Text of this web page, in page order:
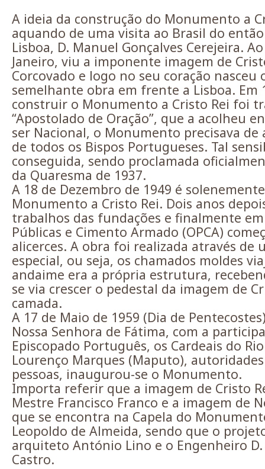
A ideia da construção do Monumento a
aquando de uma visita ao Brasil do
Lisboa, D. Manuel Gonçalves Cerejeira.
Janeiro, viu a imponente imagem de
Corcovado e logo no seu coração
semelhante obra em frente a Lisboa. Em
construir o Monumento a Cristo Rei foi
“Apostolado de Oração”, que a acolheu
ser Nacional, o Monumento precisava de
de todos os Bispos Portugueses. Tal
conseguida, sendo proclamada
da Quaresma de 1937.
A 18 de Dezembro de 1949 é
Monumento a Cristo Rei. Dois anos
trabalhos das fundações e finalmente
Públicas e Cimento Armado (OPCA)
alicerces. A obra foi realizada através de
especial, ou seja, os chamados moldes
andaime era a própria estrutura,
se via crescer o pedestal da imagem de
camada.
A 17 de Maio de 1959 (Dia de
Nossa Senhora de Fátima, com a
Episcopado Português, os Cardeais do
Lourenço Marques (Maputo),
pessoas, inaugurou-se o Monumento.
Importa referir que a imagem de Cristo
Mestre Francisco Franco e a imagem de
que se encontra na Capela do
Leopoldo de Almeida, sendo que o
arquiteto António Lino e o Engenheiro D.
Castro.